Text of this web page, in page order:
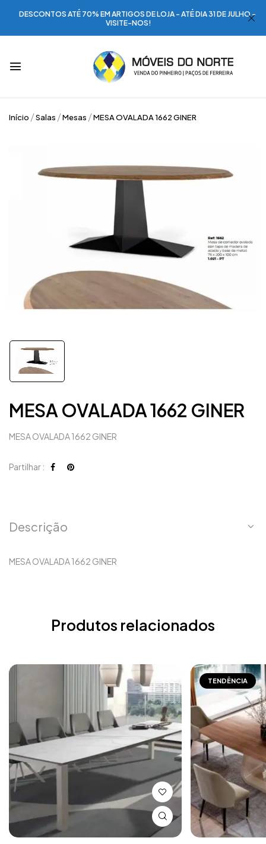
DESCONTOS ATÉ 70% EM ARTIGOS DE LOJA - ATÉ DIA 31 DE JULHO -
VISITE-NOS!
Início Salas Mesas MESA OVALADA 1662 GINER
MESA OVALADA 1662 GINER
MESA OVALADA 1662 GINER
Partilhar :
Descrição
MESA OVALADA 1662 GINER
Produtos relacionados
TENDÊNCIA